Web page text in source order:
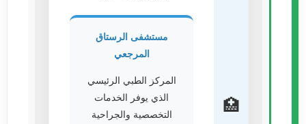
🏥
مستشفى الرستاق
المرجعي
المركز الطبي الرئيسي
الذي يوفر الخدمات
التخصصية والجراحية